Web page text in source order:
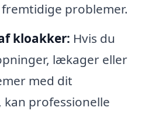
problemer.
kloakker: Hvis du
lækager eller
med dit
kan professionelle